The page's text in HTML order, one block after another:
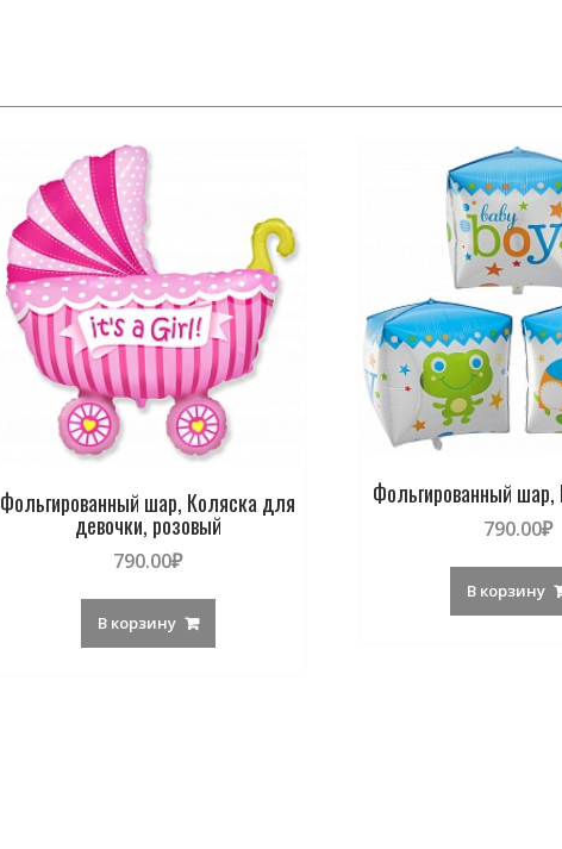
Фольгированный шар, Коляска для
девочки, розовый
790.00₽
В корзину
Фольгированный шар,
790.00₽
В корзину